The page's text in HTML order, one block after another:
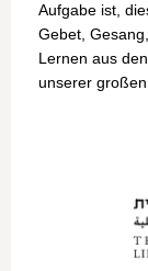
Aufgabe ist,
Gebet,
Lernen aus
unserer